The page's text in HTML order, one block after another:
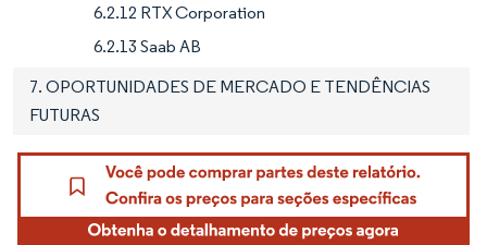
6.2.12 RTX Corporation
6.2.13 Saab AB
7. OPORTUNIDADES DE MERCADO E TENDÊNCIAS
FUTURAS